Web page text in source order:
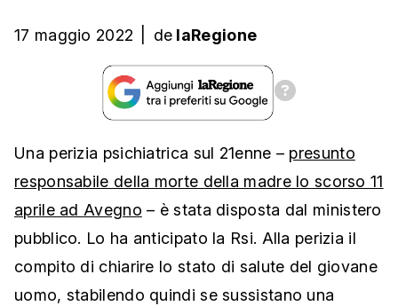
17 maggio 2022 de laRegione
Una perizia psichiatrica sul 21enne – presunto
responsabile della morte della madre lo scorso 11
aprile ad Avegno – è stata disposta dal ministero
pubblico. Lo ha anticipato la Rsi. Alla perizia il
compito di chiarire lo stato di salute del giovane
uomo, stabilendo quindi se sussistano una